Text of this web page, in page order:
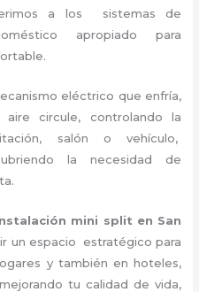
a los sistemas de
apropiado para
eléctrico que enfría,
circule, controlando la
salón o vehículo,
la necesidad de
mini split en San
un espacio estratégico para
y también en hoteles,
mejorando tu calidad de vida,